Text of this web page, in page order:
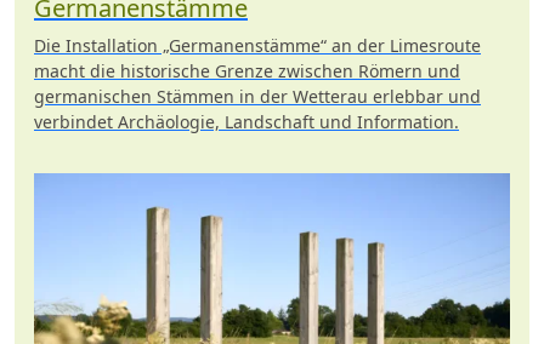
Germanenstämme
Die Installation „Germanenstämme“ an der Limesroute
macht die historische Grenze zwischen Römern und
germanischen Stämmen in der Wetterau erlebbar und
verbindet Archäologie, Landschaft und Information.